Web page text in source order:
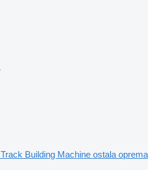
Track Building Machine ostala oprema